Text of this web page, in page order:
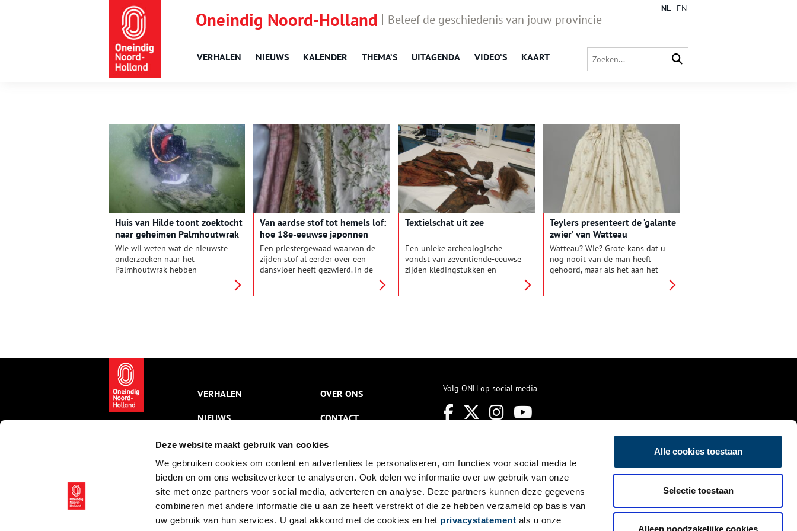
Deze website maakt gebruik van cookies
We gebruiken cookies om content en advertenties te personaliseren, om functies voor social media te
bieden en om ons websiteverkeer te analyseren. Ook delen we informatie over uw gebruik van onze
site met onze partners voor social media, adverteren en analyse. Deze partners kunnen deze gegevens
combineren met andere informatie die u aan ze heeft verstrekt of die ze hebben verzameld op basis van
uw gebruik van hun services. U gaat akkoord met de cookies en het privacystatement als u onze
Alle cookies toestaan
Selectie toestaan
Alleen noodzakelijke cookies
Oneindig Noord-Holland Beleef de geschiedenis van jouw provincie
VERHALEN NIEUWS KALENDER THEMA’S UITAGENDA VIDEO’S KAART
NL EN
Huis van Hilde toont zoektocht
naar geheimen Palmhoutwrak
Wie wil weten wat de nieuwste
onderzoeken naar het
Palmhoutwrak hebben
Van aard­se stof tot he­mels lof:
hoe 18e-eeuw­se ja­pon­nen
trans­for­meer­den tot pries­ter­
ge­wa­den
Een priestergewaad waarvan de
zijden stof al eerder over een
dansvloer heeft gezwierd. In de
wereldlijke kleding naar sacraal
Tex­tiel­schat uit zee
Een unieke archeologische
vondst van zeventiende-eeuwse
zijden kledingstukken en
welgestelde dame, vermoedelijk
Telleman en Marijke de Bruijne.
Teylers presenteert de ‘galante
zwier’ van Watteau
Watteau? Wie? Grote kans dat u
nog nooit van de man heeft
gehoord, maar als het aan het
VERHALEN
NIEUWS
KALENDER
THEMA’S
ACTIVITEITEN
VIDEO’S
OVER ONS
CONTACT
NIEUWSBRIEF
DISCLAIMER
PRIVACY
TOEGANKELIJKHEID
Volg ONH op social media